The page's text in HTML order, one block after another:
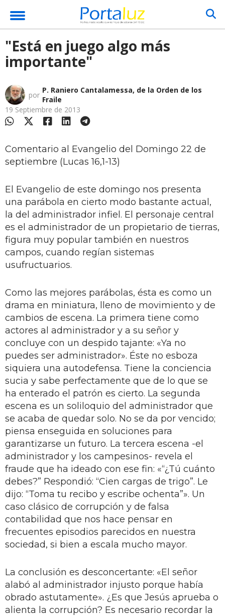
"Está en juego algo más
importante"
por P. Raniero Cantalamessa, de la Orden de los
Fraile
19 Septiembre de 2013
Comentario al Evangelio del Domingo 22 de
septiembre (Lucas 16,1-13)
El Evangelio de este domingo nos presenta
una parábola en cierto modo bastante actual,
la del administrador infiel. El personaje central
es el administrador de un propietario de tierras,
figura muy popular también en nuestros
campos, cuando regían sistemas
usufructuarios.
Como las mejores parábolas, ésta es como un
drama en miniatura, lleno de movimiento y de
cambios de escena. La primera tiene como
actores al administrador y a su señor y
concluye con un despido tajante: «Ya no
puedes ser administrador». Éste no esboza
siquiera una autodefensa. Tiene la conciencia
sucia y sabe perfectamente que de lo que se
ha enterado el patrón es cierto. La segunda
escena es un soliloquio del administrador que
se acaba de quedar solo. No se da por vencido;
piensa enseguida en soluciones para
garantizarse un futuro. La tercera escena -el
administrador y los campesinos- revela el
fraude que ha ideado con ese fin: «“¿Tú cuánto
debes?” Respondió: “Cien cargas de trigo”. Le
dijo: “Toma tu recibo y escribe ochenta”». Un
caso clásico de corrupción y de falsa
contabilidad que nos hace pensar en
frecuentes episodios parecidos en nuestra
sociedad, si bien a escala mucho mayor.
La conclusión es desconcertante: «El señor
alabó al administrador injusto porque había
obrado astutamente». ¿Es que Jesús aprueba o
alienta la corrupción? Es necesario recordar la